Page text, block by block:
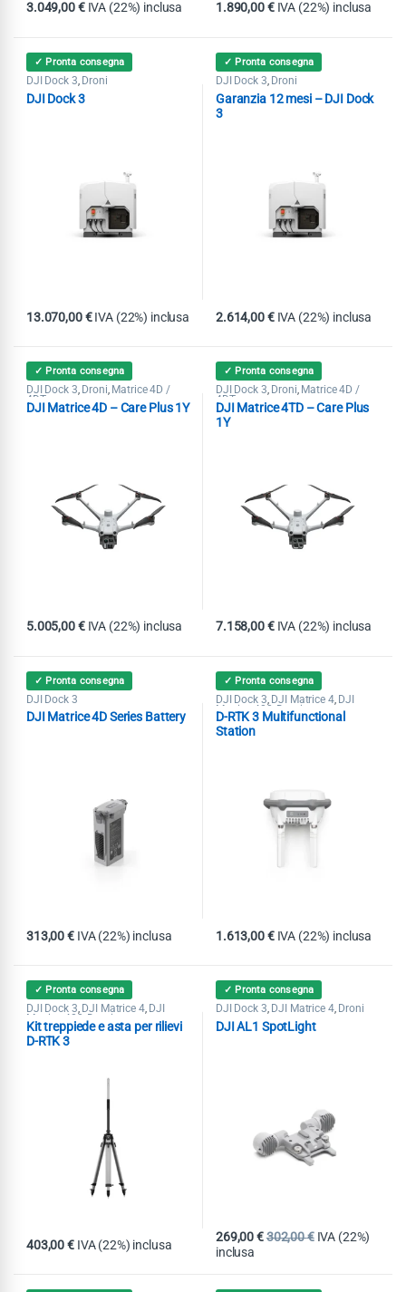
3.049,00€ IVA (22%) inclusa 1.890,00€ IVA (22%) inclusa
✓ Pronta consegna
DJI Dock 3, Droni
DJI Dock 3
13.070,00€ IVA (22%) inclusa
✓ Pronta consegna
DJI Dock 3, Droni
Garanzia 12 mesi – DJI Dock
3
2.614,00€ IVA (22%) inclusa
✓ Pronta consegna
DJI Dock 3, Droni, Matrice 4D /
4DT
DJI Matrice 4D – Care Plus 1Y
5.005,00€ IVA (22%) inclusa
✓ Pronta consegna
DJI Dock 3, Droni, Matrice 4D /
4DT
DJI Matrice 4TD – Care Plus
1Y
7.158,00€ IVA (22%) inclusa
✓ Pronta consegna
DJI Dock 3
DJI Matrice 4D Series Battery
313,00€ IVA (22%) inclusa
✓ Pronta consegna
DJI Dock 3, DJI Matrice 4, DJI
Matrice 400, Droni
D-RTK 3 Multifunctional
Station
1.613,00€ IVA (22%) inclusa
✓ Pronta consegna
DJI Dock 3, DJI Matrice 4, DJI
Matrice 400 ,Droni
Kit treppiede e asta per rilievi
D-RTK 3
403,00€ IVA (22%) inclusa
✓ Pronta consegna
DJI Dock 3, DJI Matrice 4, Droni
DJI AL1 SpotLight
269,00€302,00€ IVA (22%)
inclusa